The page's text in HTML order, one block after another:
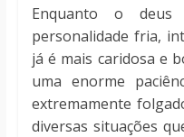
Enquanto o
personalidade fria,
já é mais caridosa e
uma enorme
extremamente
diversas situações